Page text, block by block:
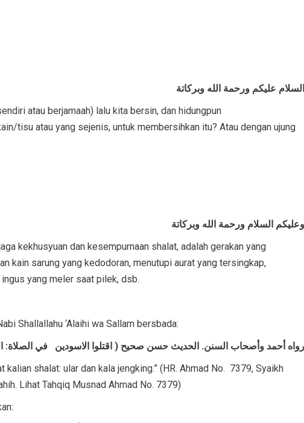
السلام عليكم ورحمة الله وبركاتة
atau berjamaah) lalu kita bersin, dan hidungpun
tisu atau yang sejenis, untuk membersihkan itu? Atau dengan ujung
وعليكم السلام ورحمة الله وبركاتة
kekhusyuan dan kesempurnaan shalat, adalah gerakan yang
kain sarung yang kedodoran, menutupi aurat yang tersingkap,
yang meler saat pilek, dsb.
Shallallahu ‘Alaihi wa Sallam bersbada:
(اقتلوا الاسودين في الصلاة: الحية والعقرب ) رواه أحمد وأصحاب السنن. الحديث حسن صحيح
kalian shalat: ular dan kala jengking.” (HR. Ahmad No. 7379, Syaikh
Lihat Tahqiq Musnad Ahmad No. 7379)